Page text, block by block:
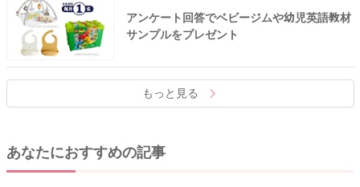
アンケート回答でベビージムや幼児英語教材
サンプルをプレゼント
もっと見る
あなたにおすすめの記事